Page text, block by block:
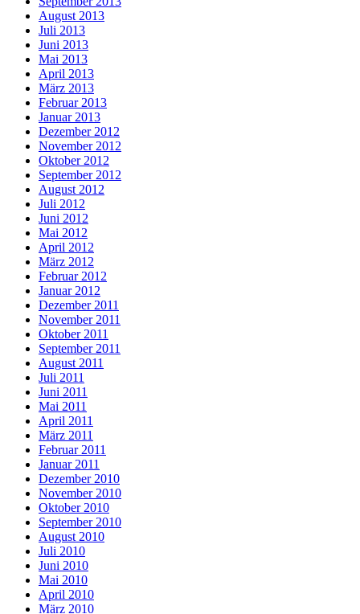
August 2013
Juli 2013
Juni 2013
Mai 2013
April 2013
März 2013
Februar 2013
Januar 2013
Dezember 2012
November 2012
Oktober 2012
September 2012
August 2012
Juli 2012
Juni 2012
Mai 2012
April 2012
März 2012
Februar 2012
Januar 2012
Dezember 2011
November 2011
Oktober 2011
September 2011
August 2011
Juli 2011
Juni 2011
Mai 2011
April 2011
März 2011
Februar 2011
Januar 2011
Dezember 2010
November 2010
Oktober 2010
September 2010
August 2010
Juli 2010
Juni 2010
Mai 2010
April 2010
März 2010